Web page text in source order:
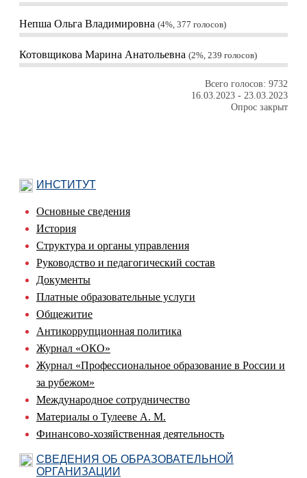
Непша Ольга Владимировна 4%, 377 голосов
Котовщикова Марина Анатольевна 2%, 239 голосов
Всего голосов: 9732
16.03.2023 - 23.03.2023
Опрос закрыт
ИНСТИТУТ
Основные сведения
История
Структура и органы управления
Руководство и педагогический состав
Документы
Платные образовательные услуги
Общежитие
Антикоррупционная политика
Журнал «ОКО»
Журнал «Профессиональное образование в России и
за рубежом»
Международное сотрудничество
Материалы о Тулееве А. М.
Финансово-хозяйственная деятельность
СВЕДЕНИЯ ОБ ОБРАЗОВАТЕЛЬНОЙ
ОРГАНИЗАЦИИ